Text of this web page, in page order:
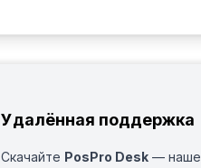
Удалённая поддержка
Скачайте PosPro Desk — наше